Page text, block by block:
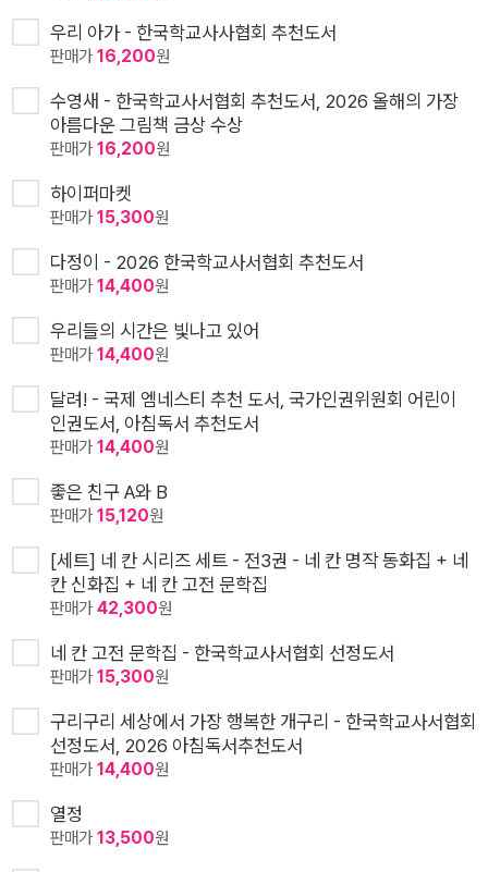
우리 아가 - 한국학교사사협회 추천도서
판매가16,200원
수영새 - 한국학교사서협회 추천도서, 2026 올해의 가장
아름다운 그림책 금상 수상
판매가16,200원
하이퍼마켓
판매가15,300원
다정이 - 2026 한국학교사서협회 추천도서
판매가14,400원
우리들의 시간은 빛나고 있어
판매가14,400원
달려! - 국제 엠네스티 추천 도서, 국가인권위원회 어린이
인권도서, 아침독서 추천도서
판매가14,400원
좋은 친구 A와 B
판매가15,120원
[세트] 네 칸 시리즈 세트 - 전3권 - 네 칸 명작 동화집 + 네
칸 신화집 + 네 칸 고전 문학집
판매가42,300원
네 칸 고전 문학집 - 한국학교사서협회 선정도서
판매가15,300원
구리구리 세상에서 가장 행복한 개구리 - 한국학교사서협회
선정도서, 2026 아침독서추천도서
판매가14,400원
열정
판매가13,500원